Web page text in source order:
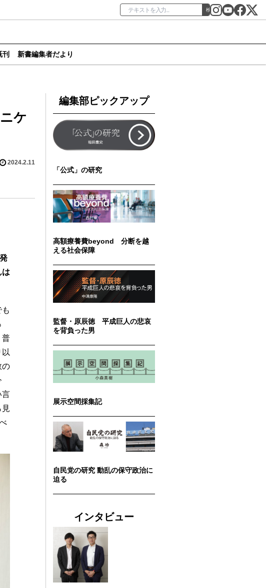
検索
刊 新書編集者だより
ケ
2024.2.11
は
普
の
言
見
編集部ピックアップ
「公式」の研究
高額療養費beyond 分断を越
える社会保障
監督・原辰徳 平成巨人の悲哀
を背負った男
展示空間採集記
自民党の研究 動乱の保守政治に
迫る
インタビュー